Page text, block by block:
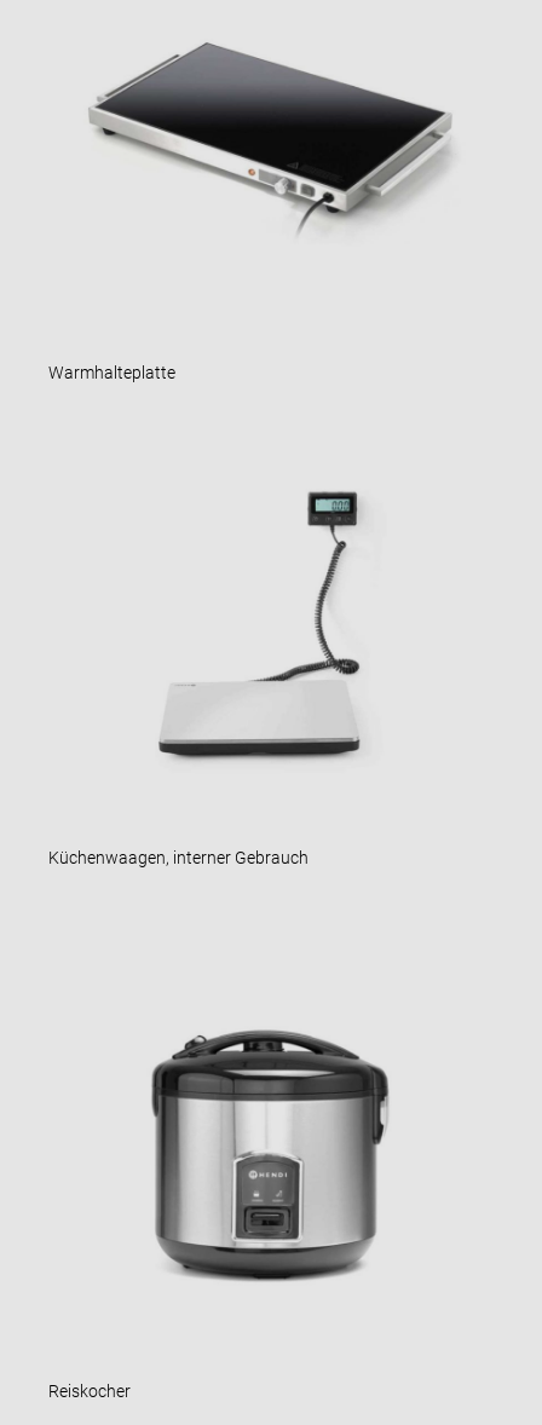
Warmhalteplatte
Küchenwaagen, interner Gebrauch
Reiskocher